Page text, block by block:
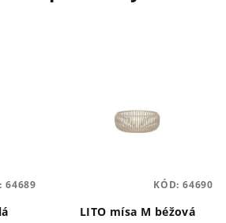
64689
LITO mísa M béžová
KÓD: 64690